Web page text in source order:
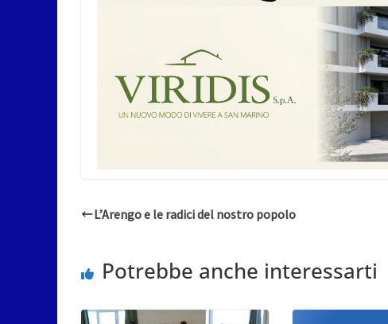
L’Arengo e le radici del nostro popolo
Potrebbe anche interessarti